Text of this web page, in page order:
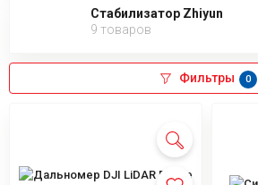
Стабилизатор Zhiyun
9 товаров
Фильтры 0